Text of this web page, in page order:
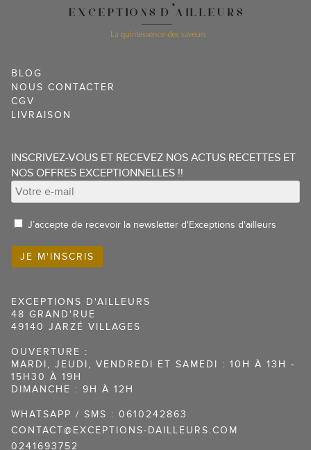
BLOG
NOUS CONTACTER
CGV
LIVRAISON
INSCRIVEZ-VOUS ET RECEVEZ NOS ACTUS RECETTES ET
NOS OFFRES EXCEPTIONNELLES !!
J’accepte de recevoir la newsletter d'Exceptions d'ailleurs
EXCEPTIONS D'AILLEURS
48 GRAND'RUE
49140 JARZÉ VILLAGES
OUVERTURE :
MARDI, JEUDI, VENDREDI ET SAMEDI : 10H À 13H -
15H30 À 19H
DIMANCHE : 9H À 12H
WHATSAPP / SMS : 0610242863
CONTACT@EXCEPTIONS-DAILLEURS.COM
0241693752